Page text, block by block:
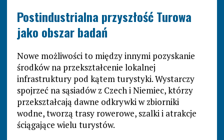
Postindustrialna przyszłość Turowa
jako obszar badań
Nowe możliwości to między innymi pozyskanie
środków na przekształcenie lokalnej
infrastruktury pod kątem turystyki. Wystarczy
spojrzeć na sąsiadów z Czech i Niemiec, którzy
przekształcają dawne odkrywki w zbiorniki
wodne, tworzą trasy rowerowe, szalki i atrakcje
ściągające wielu turystów.